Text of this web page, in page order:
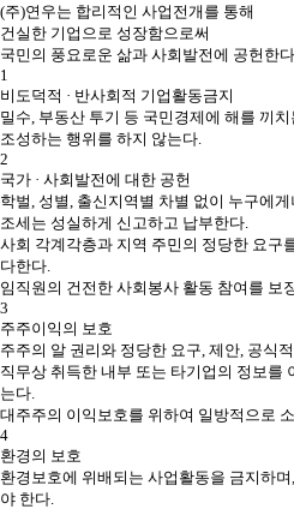
(주)연우는 합리적인 사업전개를 통해
건실한 기업으로 성장함으로써
국민의 풍요로운 삶과 사회발전에 공헌한
1
비도덕적 · 반사회적 기업활동금지
밀수, 부동산 투기 등 국민경제에 해를 끼
조성하는 행위를 하지 않는다.
2
국가 · 사회발전에 대한 공헌
학벌, 성별, 출신지역별 차별 없이 누구에
조세는 성실하게 신고하고 납부한다.
사회 각계각층과 지역 주민의 정당한 요구
다한다.
임직원의 건전한 사회봉사 활동 참여를 보
3
주주이익의 보호
주주의 알 권리와 정당한 요구, 제안, 공식
직무상 취득한 내부 또는 타기업의 정보를
는다.
대주주의 이익보호를 위하여 일방적으로
4
환경의 보호
환경보호에 위배되는 사업활동을 금지하
야 한다.